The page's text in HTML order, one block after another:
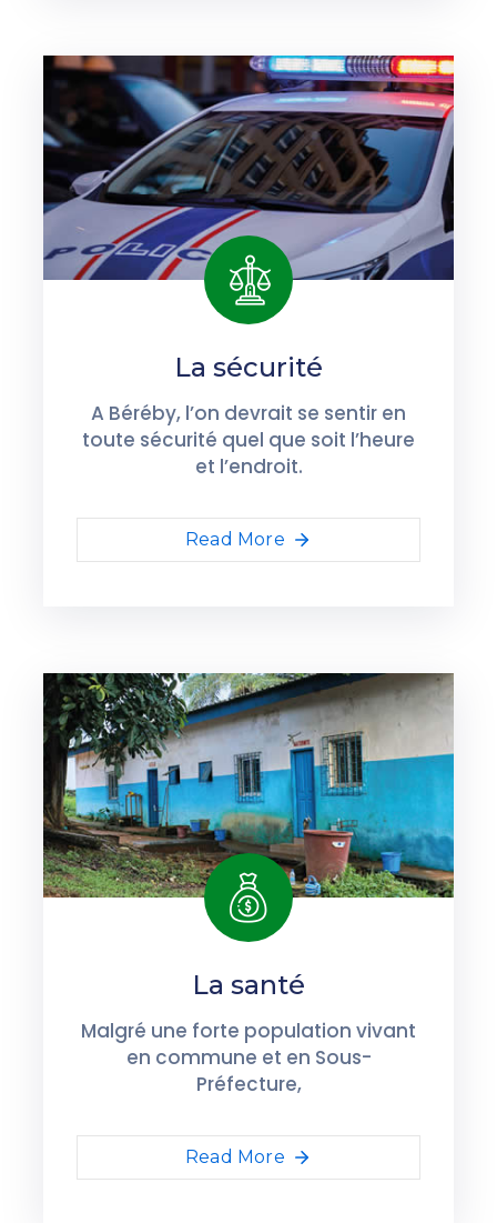
La sécurité
A Béréby, l’on devrait se sentir en
toute sécurité quel que soit l’heure
et l’endroit.
Read More
La santé
Malgré une forte population vivant
en commune et en Sous-
Préfecture,
Read More